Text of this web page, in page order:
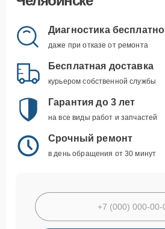
Диагностика бесплатно
даже при отказе от ремонта
Бесплатная доставка
курьером собственной службы
Гарантия до 3 лет
на все виды работ и запчастей
Срочный ремонт
в день обращения от 30 минут